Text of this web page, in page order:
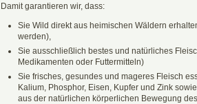
Damit garantieren wir, dass:
Sie Wild direkt aus heimischen Wäldern
werden),
Sie ausschließlich bestes und natürliches
Medikamenten oder Futtermitteln)
Sie frisches, gesundes und mageres Fleisch
Kalium, Phosphor, Eisen, Kupfer und Zink
aus der natürlichen körperlichen Bewegung